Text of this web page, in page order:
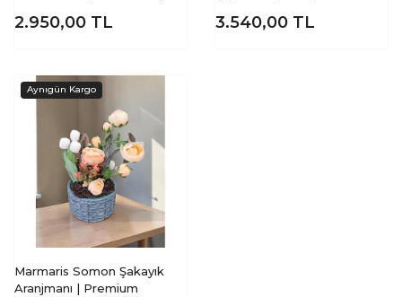
2.950,00 TL 3.540,00 TL
Marmaris Somon Şakayık
Aranjmanı | Premium